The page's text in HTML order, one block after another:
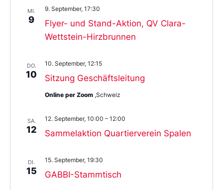
MI.
9
Flyer- und Stand-Aktion, QV Clara-
Wettstein-Hirzbrunnen
9. September, 17:30
DO.
10 Sitzung Geschäftsleitung
10. September, 12:15
Online per Zoom ,Schweiz
SA.
12 Sammelaktion Quartierverein Spalen
12. September, 10:00 – 12:00
DI.
15 GABBI-Stammtisch
15. September, 19:30